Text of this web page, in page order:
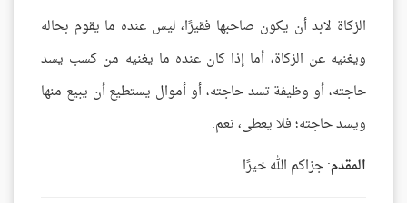
الزكاة لابد أن يكون صاحبها فقيرًا، ليس عنده ما يقوم بحاله
ويغنيه عن الزكاة، أما إذا كان عنده ما يغنيه من كسب يسد
حاجته، أو وظيفة تسد حاجته، أو أموال يستطيع أن يبيع منها
ويسد حاجته؛ فلا يعطى، نعم.
المقدم: جزاكم الله خيرًا.